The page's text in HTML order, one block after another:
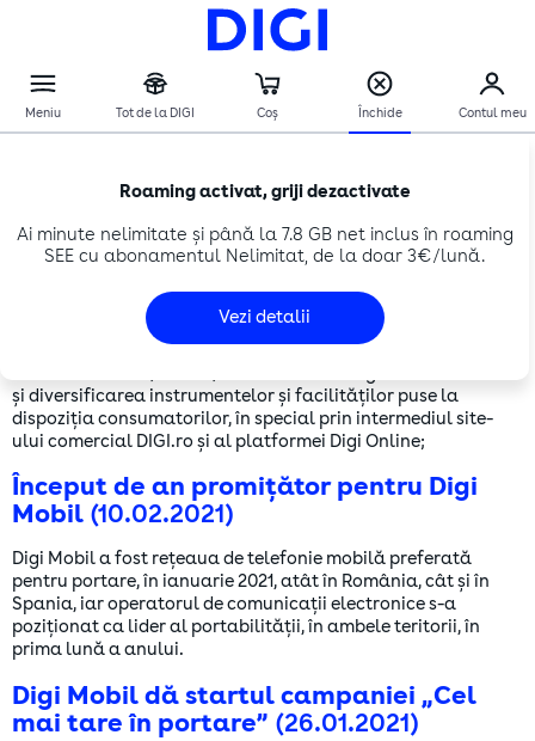
Roaming activat, griji dezactivate
Ai minute nelimitate și până la 7.8 GB net inclus în roaming
SEE cu abonamentul Nelimitat, de la doar 3€/lună.
Vezi detalii
Comunicate de presă
DIGItalizarea customer experience
prinde viteză în 2021(15.02.2021)
și diversificarea instrumentelor și facilităților puse la
dispoziția consumatorilor, în special prin intermediul site-
ului comercial DIGI.ro și al platformei Digi Online;
Început de an promițător pentru Digi
Mobil (10.02.2021)
Digi Mobil a fost rețeaua de telefonie mobilă preferată
pentru portare, în ianuarie 2021, atât în România, cât și în
Spania, iar operatorul de comunicații electronice s-a
poziționat ca lider al portabilității, în ambele teritorii, în
prima lună a anului.
Digi Mobil dă startul campaniei „Cel
mai tare în portare” (26.01.2021)
Alegerea dumneavoastră privind modulele cookie
de pe acest site
COOKIE-URI NECESARE/TEHNOLOGII
NECESARE